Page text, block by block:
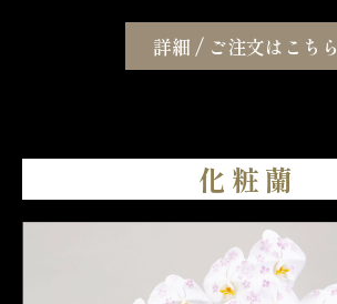
詳細 / ご注文はこちら
化粧蘭